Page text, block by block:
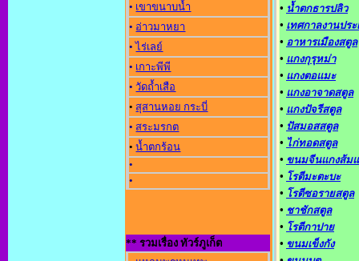
• เขาขนาบน้ำ
• อ่าวมาหยา
• ไร่เลย์
• เกาะพีพี
•วัดถ้ำเสือ
•สุสานหอย กระบี่
•สระมรกต
•น้ำตกร้อน
•
•
** รวมเรื่อง ทัวร์ภูเก็ต
• น้ำตกธารปลิว
• เทศกาลงานปร
• อาหารเมืองสตูล
• แกงกุรุหม่า
• แกงตอแมะ
• แกงอาจาดสตูล
• แกงปัจรีสตูล
• ปัสมอสสตูล
• ไก่ทอดสตูล
• ขนมจีนแกงส้ม
• โรตีมะตะบะ
• โรตีซอรายสตูล
• ชาชักสตูล
• โรตีกาปาย
• ขนมเข็งกัง